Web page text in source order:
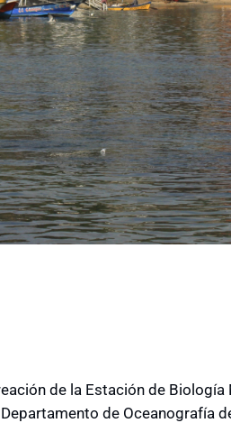
de la Estación de Biología
de Oceanografía